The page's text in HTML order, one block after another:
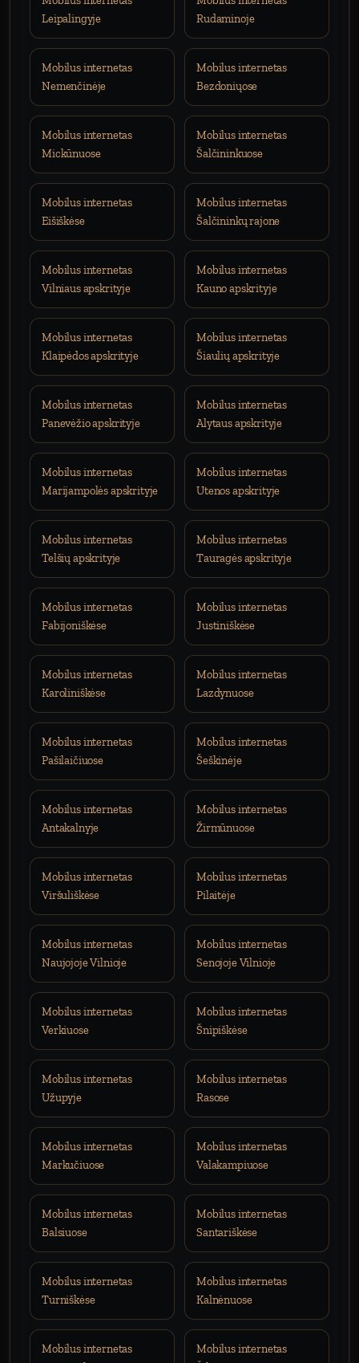
Leipalingyje
Rudaminoje
Mobilus internetas
Nemenčinėje
Mobilus internetas
Bezdoniųose
Mobilus internetas
Mickūnuose
Mobilus internetas
Šalčininkuose
Mobilus internetas
Eišiškėse
Mobilus internetas
Šalčininkų rajone
Mobilus internetas
Vilniaus apskrityje
Mobilus internetas
Kauno apskrityje
Mobilus internetas
Klaipėdos apskrityje
Mobilus internetas
Šiaulių apskrityje
Mobilus internetas
Panevėžio apskrityje
Mobilus internetas
Alytaus apskrityje
Mobilus internetas
Marijampolės apskrityje
Mobilus internetas
Utenos apskrityje
Mobilus internetas
Telšių apskrityje
Mobilus internetas
Tauragės apskrityje
Mobilus internetas
Fabijoniškėse
Mobilus internetas
Justiniškėse
Mobilus internetas
Karoliniškėse
Mobilus internetas
Lazdynuose
Mobilus internetas
Pašilaičiuose
Mobilus internetas
Šeškinėje
Mobilus internetas
Antakalnyje
Mobilus internetas
Žirmūnuose
Mobilus internetas
Viršuliškėse
Mobilus internetas
Pilaitėje
Mobilus internetas
Naujojoje Vilnioje
Mobilus internetas
Senojoje Vilnioje
Mobilus internetas
Verkiuose
Mobilus internetas
Šnipiškėse
Mobilus internetas
Užupyje
Mobilus internetas
Rasose
Mobilus internetas
Markučiuose
Mobilus internetas
Valakampiuose
Mobilus internetas
Balsiuose
Mobilus internetas
Santariškėse
Mobilus internetas
Turniškėse
Mobilus internetas
Kalnėnuose
Mobilus internetas
Mobilus internetas